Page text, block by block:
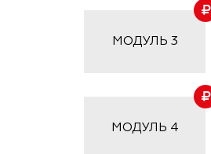
МОДУЛЬ 3
МОДУЛЬ 4